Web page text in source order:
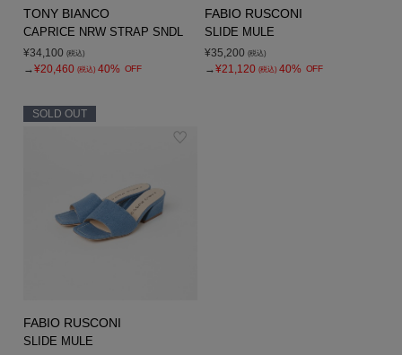
TONY BIANCO
CAPRICE NRW STRAP SNDL
¥34,100 (税込)
→¥20,460 (税込) 40% OFF
FABIO RUSCONI
SLIDE MULE
¥35,200 (税込)
→¥21,120 (税込) 40% OFF
SOLD OUT
FABIO RUSCONI
SLIDE MULE